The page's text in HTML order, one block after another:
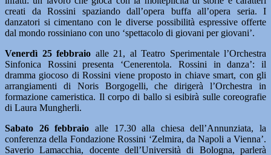
creati da Rossini spaziando dall’opera buffa all’opera seria. I
danzatori si cimentano con le diverse possibilità espressive offerte
dal mondo rossiniano con uno ‘spettacolo di giovani per giovani’.
Venerdì 25 febbraio alle 21, al Teatro Sperimentale l’Orchestra
Sinfonica Rossini presenta ‘Cenerentola. Rossini in danza’: il
dramma giocoso di Rossini viene proposto in chiave smart, con gli
arrangiamenti di Noris Borgogelli, che dirigerà l’Orchestra in
formazione cameristica. Il corpo di ballo si esibirà sulle coreografie
di Laura Mungherli.
Sabato 26 febbraio alle 17.30 alla chiesa dell’Annunziata, la
conferenza della Fondazione Rossini ‘Zelmira, da Napoli a Vienna’.
Saverio Lamacchia, docente dell’Università di Bologna, parlerà